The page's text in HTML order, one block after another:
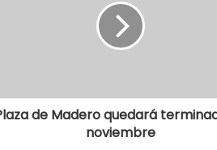
de Madero quedará
noviembre